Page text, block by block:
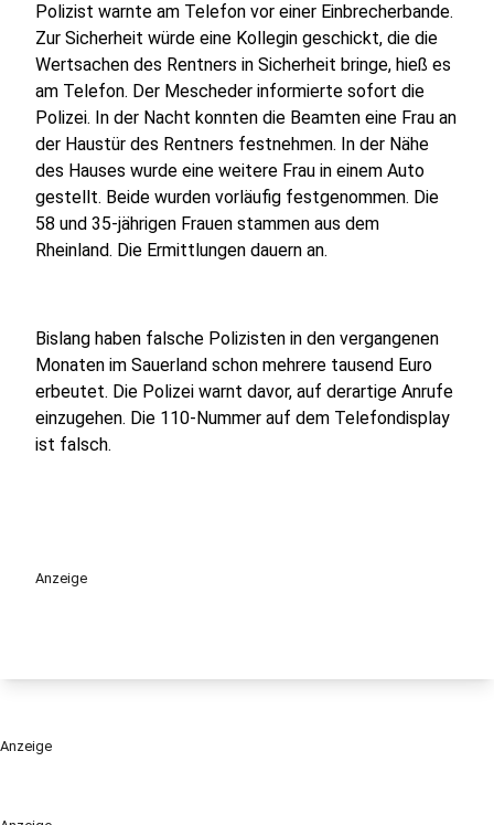
Polizist warnte am Telefon vor einer Einbrecherbande.
Zur Sicherheit würde eine Kollegin geschickt, die die
Wertsachen des Rentners in Sicherheit bringe, hieß es
am Telefon. Der Mescheder informierte sofort die
Polizei. In der Nacht konnten die Beamten eine Frau an
der Haustür des Rentners festnehmen. In der Nähe
des Hauses wurde eine weitere Frau in einem Auto
gestellt. Beide wurden vorläufig festgenommen. Die
58 und 35-jährigen Frauen stammen aus dem
Rheinland. Die Ermittlungen dauern an.
Bislang haben falsche Polizisten in den vergangenen
Monaten im Sauerland schon mehrere tausend Euro
erbeutet. Die Polizei warnt davor, auf derartige Anrufe
einzugehen. Die 110-Nummer auf dem Telefondisplay
ist falsch.
Anzeige
Anzeige